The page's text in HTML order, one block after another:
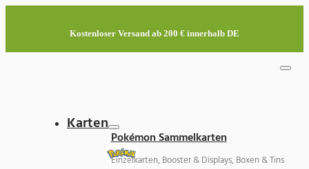
Kostenloser Versand ab 200 € innerhalb DE
Karten
Pokémon Sammelkarten
Einzelkarten, Booster & Displays, Boxen & Tins